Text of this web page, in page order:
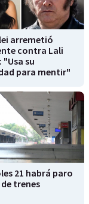
arremetió
contra Lali
"Usa su
para mentir"
21 habrá paro
trenes